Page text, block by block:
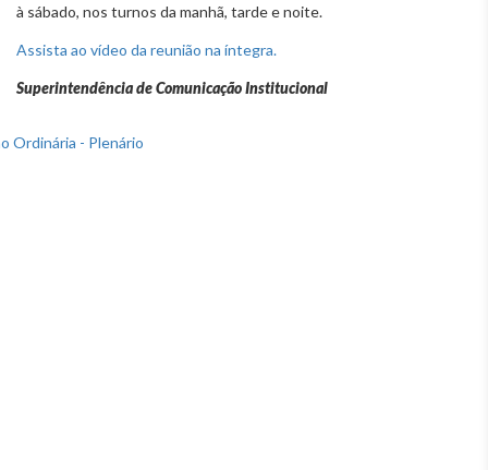
à sábado, nos turnos da manhã, tarde e noite.
Assista ao vídeo da reunião na íntegra.
Superintendência de Comunicação Institucional